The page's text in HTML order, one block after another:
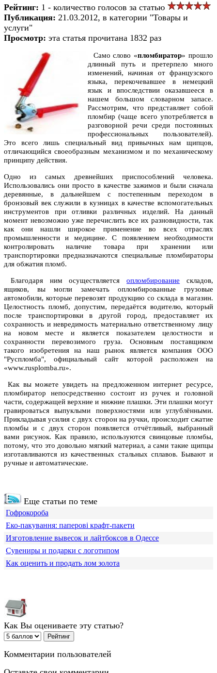
Рейтинг: 1 - количество голосов за статью
Публикация: 21.03.2012, в категории "Товары и
услуги"
Просмотр: эта статья прочитана 1832 раз
Само слово «пломбиратор» прошло
длинный путь и претерпело много
изменений, начиная от французского
языка, перекочевавшее в немецкий
язык и впоследствии оказавшееся в
нашем большом словарном запасе.
Рассмотрим, что представляет собой
пломбир (чаще всего употребляется в
разговорной речи среди постоянных
профессиональных пользователей).
Это всего лишь специальный вид привычных нам щипцов,
отличающийся своеобразным механизмом и по механическому
принципу действия.
Одно из самых древнейших приспособлений человека.
Использовались они просто в качестве зажимов и были сначала
деревянные, в дальнейшем с постепенным переходом в
бронзовый век служили в кузницах в качестве вспомогательных
инструментов при отливки различных изделий. На данный
момент невозможно уже перечислить все их разновидности, так
как они нашли широкое применение во всех отраслях
промышленности и медицине. С появлением необходимости
контролировать наличие товара при хранении или
транспортировки предназначаются специальные пломбираторы
для обжатия пломб.
Благодаря ним осуществляетсяопломбирование складов,
ящиков, вы могли замечать опломбированные грузовые
автомобили, которые перевозят продукцию со склада в магазин.
Целостность пломб, допустим, передаётся водителю, который
после транспортировки в другой город, предоставляет их
сохранность и невредимость материально ответственному лицу
на новом месте и является показателем целостности и
сохранности перевозимого груза. Основным поставщиком
такого изобретения на наш рынок является компания ООО
"Руспломба", официальный сайт которой расположен на
«www.rusplomba.ru».
Как вы можете увидеть на предложенном интернет ресурсе,
пломбиратор непосредственно состоит из ручек и головной
части, содержащей верхние и нижние плашки. Эти плашки могут
гравироваться выпуклыми поверхностями или углублёнными.
Прикладывая усилия с двух сторон на ручки, происходит сжатие
пломбы и с двух сторон появляется отчётливый, выбранный
вами рисунок. Как правило, используются свинцовые пломбы,
потому, что это довольно мягкий материал, а сами такие щипцы
изготавливаются из качественных стальных сплавов. Бывают и
ручные и автоматические.
Еще статьи по теме
Гофрокороба
Еко-пакування: паперові крафт-пакети
Изготовление вывесок и лайтбоксов в Одессе
Сувениры и подарки с логотипом
Как оценить и продать лом золота
Как Вы оцениваете эту статью?
Комментарии пользователей